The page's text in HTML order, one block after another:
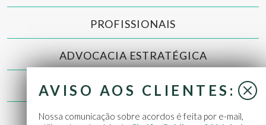
PROFISSIONAIS
ADVOCACIA ESTRATÉGICA
NOTÍCIAS
CONTATO
AVISO AOS CLIENTES:
Nossa comunicação sobre acordos é feita por e-mail,